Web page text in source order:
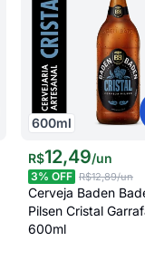
600ml
R$12,49/un
3% OFF R$12,89/un
Cerveja Baden
Pilsen Cristal
600ml